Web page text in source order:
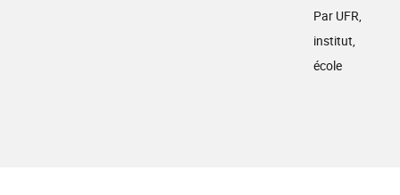
Par UFR,
institut,
école